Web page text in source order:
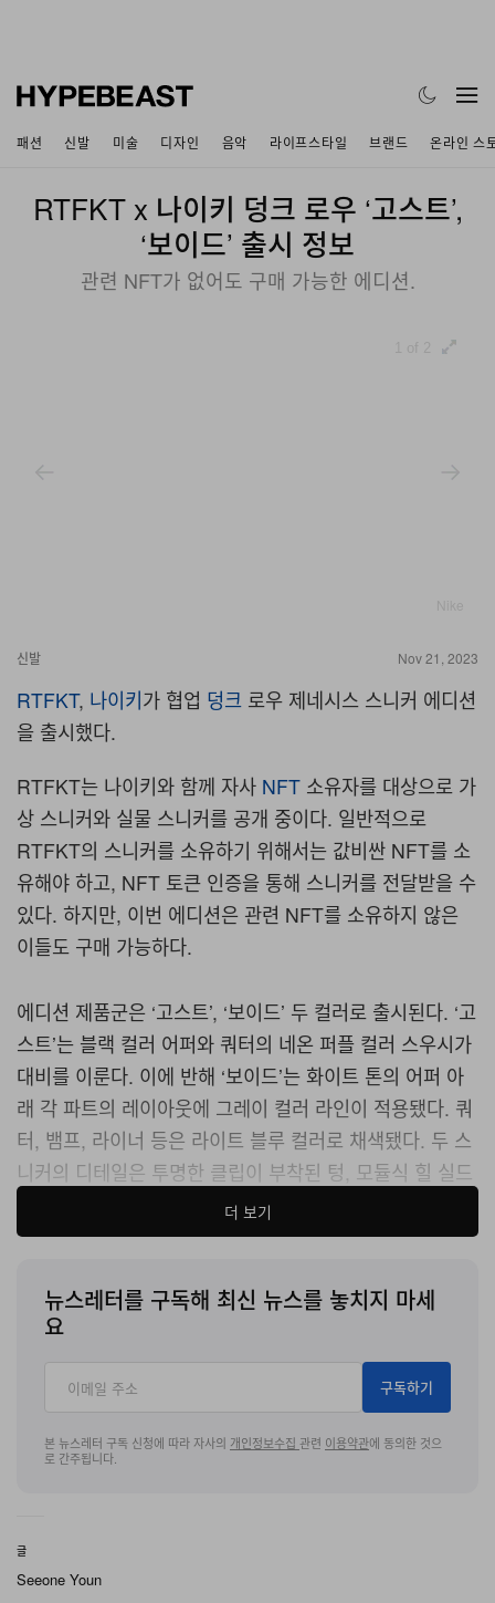
패션 신발 미술 디자인 음악 라이프스타일 브랜드 온라인 스
RTFKT x 나이키 덩크 로우 ‘고스트’,
‘보이드’ 출시 정보
관련 NFT가 없어도 구매 가능한 에디션.
신발 Nov 21, 2023
RTFKT, 나이키가 협업 덩크 로우 제네시스 스니커 에디션
을 출시했다.
RTFKT는 나이키와 함께 자사 NFT 소유자를 대상으로 가
상 스니커와 실물 스니커를 공개 중이다. 일반적으로
RTFKT의 스니커를 소유하기 위해서는 값비싼 NFT를 소
유해야 하고, NFT 토큰 인증을 통해 스니커를 전달받을 수
있다. 하지만, 이번 에디션은 관련 NFT를 소유하지 않은
이들도 구매 가능하다.
에디션 제품군은 ‘고스트’, ‘보이드’ 두 컬러로 출시된다. ‘고
스트’는 블랙 컬러 어퍼와 쿼터의 네온 퍼플 컬러 스우시가
대비를 이룬다. 이에 반해 ‘보이드’는 화이트 톤의 어퍼 아
래 각 파트의 레이아웃에 그레이 컬러 라인이 적용됐다. 쿼
터, 뱀프, 라이너 등은 라이트 블루 컬러로 채색됐다. 두 스
니커의 디테일은 투명한 클립이 부착된 텅, 모듈식 힐 실드
불어 나이키는 개인에 최적화된 스타일링을 위해 스니커의
3D 파일 또한 제공한다. 스니커 내부에는 근거리 무선 통
신용 칩이 내장돼 NFT 소유자는 NFT와 실물 스니커를 연
결해볼 수 있다.
RTFKT x 나이키 덩크 로우 제네시스 ‘고스트’, ‘덩크’는
29만1천 원으로 관련
확인 가능하다.
더 보기
뉴스레터를 구독해 최신 뉴스를 놓치지 마세
요
구독하기
본 뉴스레터 구독 신청에 따라 자사의 개인정보수집 관련 이용약관에 동의한 것으
로 간주됩니다.
글
Seeone Youn